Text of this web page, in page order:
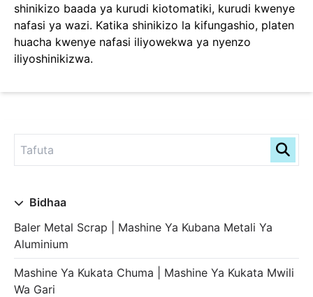
Bidhaa
Baler Metal Scrap | Mashine Ya Kubana Metali Ya
Aluminium
Mashine Ya Kukata Chuma | Mashine Ya Kukata Mwili
Wa Gari
shinikizo baada ya kurudi kiotomatiki, kurudi kwenye
nafasi ya wazi. Katika shinikizo la kifungashio, platen
huacha kwenye nafasi iliyowekwa ya nyenzo
iliyoshinikizwa.